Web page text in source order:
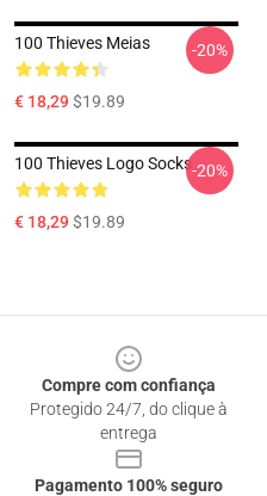
100 Thieves Meias
€ 18,29$19.89
-20%
100 Thieves Logo Socks
€ 18,29$19.89
-20%
Compre com confiança
Protegido 24/7, do clique à
entrega
Pagamento 100% seguro